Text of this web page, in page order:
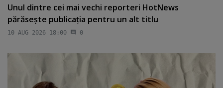
Unul dintre cei mai vechi reporteri HotNews
părăseşte publicaţia pentru un alt titlu
10 AUG 2026 18:00 0